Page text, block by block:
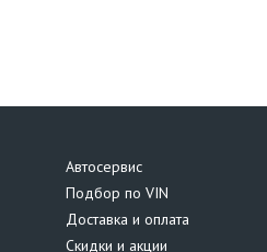
Автосервис
Подбор по VIN
Доставка и оплата
Скидки и акции